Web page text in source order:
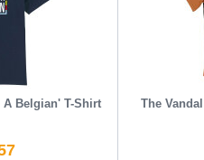
A Belgian' T-Shirt The